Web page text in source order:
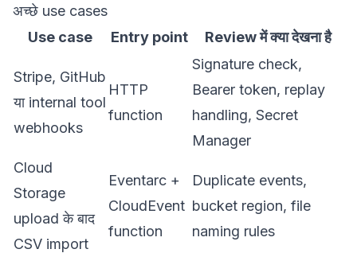
अच्छे use cases
Use case
Entry point Review में क्या देखना है
Stripe, GitHub
या internal tool
webhooks
HTTP
function
Signature check,
Bearer token, replay
handling, Secret
Manager
Cloud
Storage
upload के बाद
CSV import
Eventarc +
CloudEvent
function
Duplicate events,
bucket region, file
naming rules